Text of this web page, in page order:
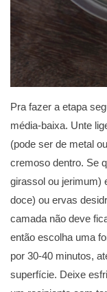
Pra fazer a etapa
média-baixa. Unte
(pode ser de metal
cremoso dentro. Se
girassol ou jerimum)
doce) ou ervas
camada não deve
então escolha uma
por 30-40 minutos,
superfície. Deixe